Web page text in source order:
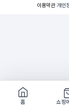
이용약관 개인
홈
쇼핑